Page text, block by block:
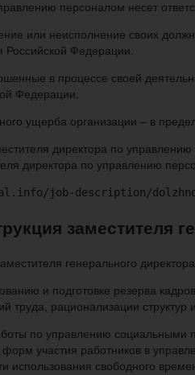
персоналом несет
или неисполнение своих
Российской Федерации.
в процессе своей
Федерации.
ущерба организации – в
директора по
директора по управлению
job-description/
заместителя
и подготовке резерва
труда, рационализации
по управлению социальными
участия работников в
использования свободного